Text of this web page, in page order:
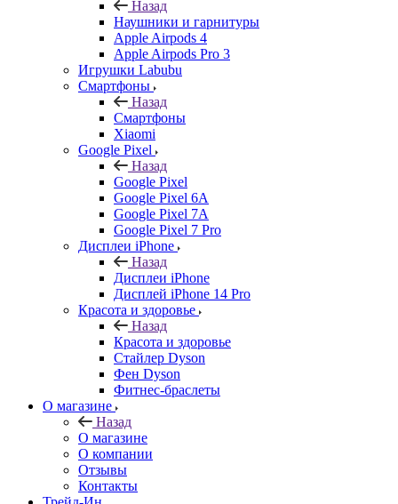
Назад
Наушники и гарнитуры
Apple Airpods 4
Apple Airpods Pro 3
Игрушки Labubu
Смартфоны
Назад
Смартфоны
Xiaomi
Google Pixel
Назад
Google Pixel
Google Pixel 6A
Google Pixel 7А
Google Pixel 7 Pro
Дисплеи iPhone
Назад
Дисплеи iPhone
Дисплей iPhone 14 Pro
Красота и здоровье
Назад
Красота и здоровье
Стайлер Dyson
Фен Dyson
Фитнес-браслеты
О магазине
Назад
О магазине
О компании
Отзывы
Контакты